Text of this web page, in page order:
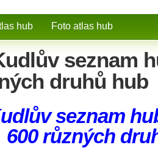
hub Foto atlas hub
seznam
druhů hub
seznam
600 různých